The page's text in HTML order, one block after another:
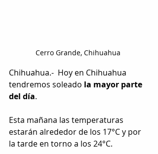
Cerro Grande, Chihuahua
Chihuahua.-  Hoy en Chihuahua
tendremos soleado la mayor parte
del día.
Esta mañana las temperaturas
estarán alrededor de los 17°C y por
la tarde en torno a los 24°C.